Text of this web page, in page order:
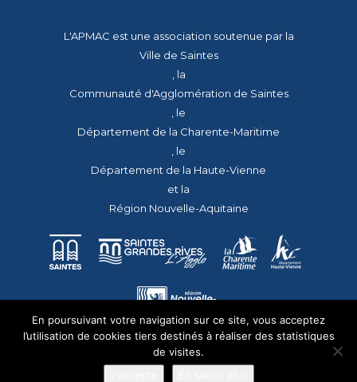
L'APMAC est une association soutenue par la
Ville de Saintes
, la
Communauté d'Agglomération de Saintes
, le
Département de la Charente-Maritime
, le
Département de la Haute-Vienne
et la
Région Nouvelle-Aquitaine
En poursuivant votre navigation sur ce site, vous acceptez
l’utilisation de cookies tiers destinés à réaliser des statistiques
de visites.